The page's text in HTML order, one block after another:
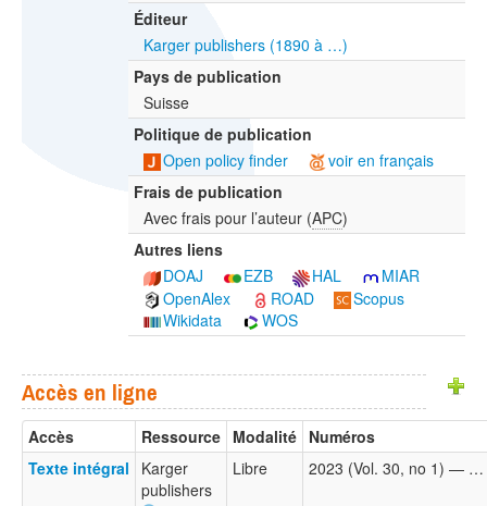
Éditeur
Karger publishers (1890 à …)
Pays de publication
Suisse
Politique de publication
Open policy finder
voir en français
Frais de publication
Avec frais pour l’auteur (APC)
Autres liens
DOAJ
EZB HAL
MIAR
OpenAlex
ROAD
Scopus
Wikidata
WOS
Accès en ligne
Accès Ressource Modalité Numéros
Texte intégral
Karger
publishers
Libre 2023 (Vol. 30, no 1) — …